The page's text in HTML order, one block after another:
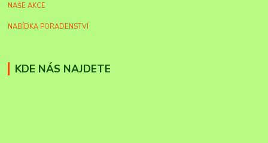
NAŠE AKCE
NABÍDKA PORADENSTVÍ
KDE NÁS NAJDETE